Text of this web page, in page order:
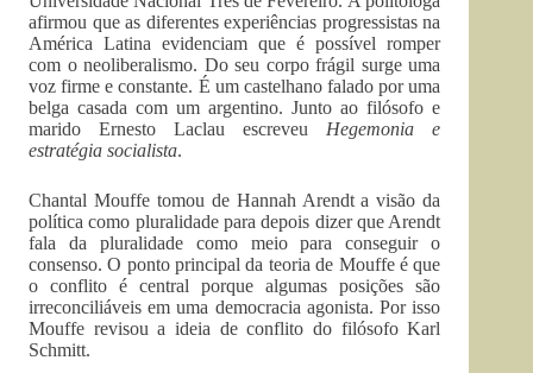
afirmou que as diferentes experiências progressistas na
América Latina evidenciam que é possível romper
com o neoliberalismo. Do seu corpo frágil surge uma
voz firme e constante. É um castelhano falado por uma
belga casada com um argentino. Junto ao filósofo e
marido Ernesto Laclau escreveu Hegemonia e
estratégia socialista.
Chantal Mouffe tomou de Hannah Arendt a visão da
política como pluralidade para depois dizer que Arendt
fala da pluralidade como meio para conseguir o
consenso. O ponto principal da teoria de Mouffe é que
o conflito é central porque algumas posições são
irreconciliáveis em uma democracia agonista. Por isso
Mouffe revisou a ideia de conflito do filósofo Karl
Schmitt.